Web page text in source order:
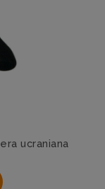
ucraniana